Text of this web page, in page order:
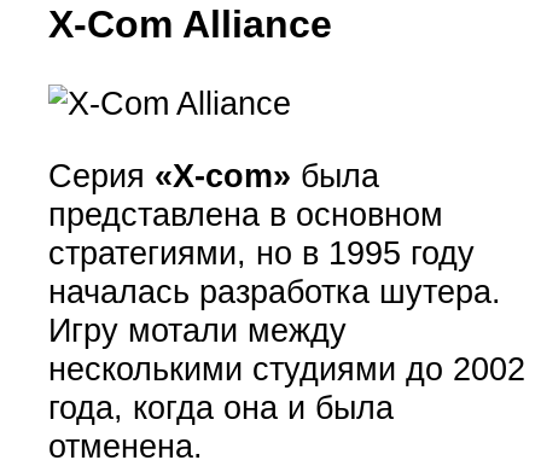
X-Com Alliance
Серия «X-com» была
представлена в основном
стратегиями, но в 1995 году
началась разработка шутера.
Игру мотали между
несколькими студиями до 2002
года, когда она и была
отменена.